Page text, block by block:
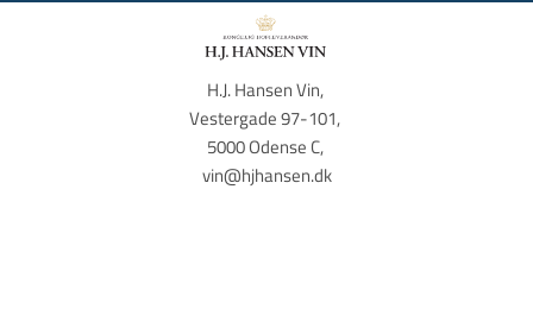
H.J. Hansen Vin,
Vestergade 97-101,
5000 Odense C,
vin@hjhansen.dk